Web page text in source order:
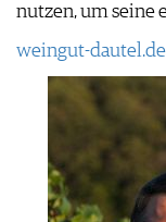
nutzen, um seine
weingut-dautel.de